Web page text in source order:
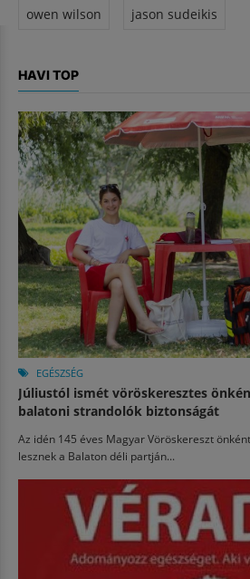
owen wilson jason sudeikis
HAVI TOP
EGÉSZSÉG
Júliustól ismét vöröskeresztes
balatoni strandolók biztonságát
Az idén 145 éves Magyar Vöröskereszt
lesznek a Balaton déli partján...